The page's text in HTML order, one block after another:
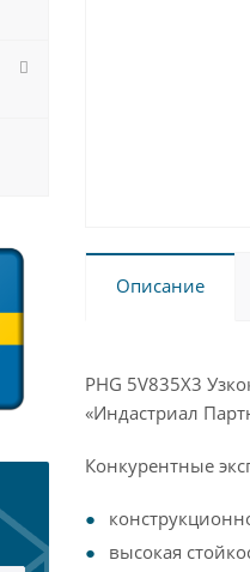
Описание
PHG 5V835X3
«Индастриал
Конкурентные
высокая